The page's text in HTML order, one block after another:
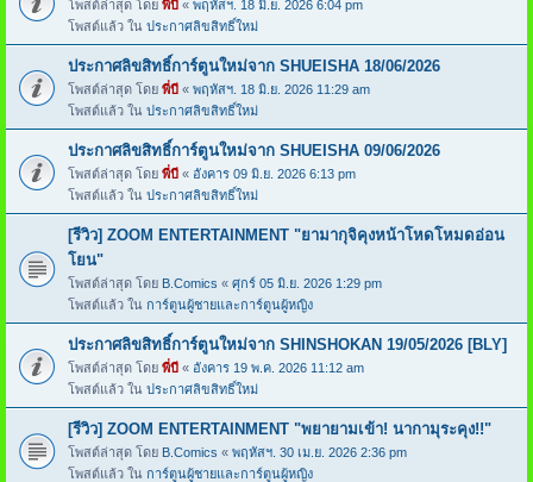
โพสต์ล่าสุด โดย พี่บี « พฤหัสฯ. 18 มิ.ย. 2026 6:04 pm
โพสต์แล้ว ใน ประกาศลิขสิทธิ์ใหม่
ประกาศลิขสิทธิ์การ์ตูนใหม่จาก SHUEISHA 18/06/2026
โพสต์ล่าสุด โดย พี่บี « พฤหัสฯ. 18 มิ.ย. 2026 11:29 am
โพสต์แล้ว ใน ประกาศลิขสิทธิ์ใหม่
ประกาศลิขสิทธิ์การ์ตูนใหม่จาก SHUEISHA 09/06/2026
โพสต์ล่าสุด โดย พี่บี « อังคาร 09 มิ.ย. 2026 6:13 pm
โพสต์แล้ว ใน ประกาศลิขสิทธิ์ใหม่
[รีวิว] ZOOM ENTERTAINMENT "ยามากุจิคุงหน้าโหดโหมดอ่อน
โยน"
โพสต์ล่าสุด โดย B.Comics « ศุกร์ 05 มิ.ย. 2026 1:29 pm
โพสต์แล้ว ใน การ์ตูนผู้ชายและการ์ตูนผู้หญิง
ประกาศลิขสิทธิ์การ์ตูนใหม่จาก SHINSHOKAN 19/05/2026 [BLY]
โพสต์ล่าสุด โดย พี่บี « อังคาร 19 พ.ค. 2026 11:12 am
โพสต์แล้ว ใน ประกาศลิขสิทธิ์ใหม่
[รีวิว] ZOOM ENTERTAINMENT "พยายามเข้า! นากามุระคุง!!"
โพสต์ล่าสุด โดย B.Comics « พฤหัสฯ. 30 เม.ย. 2026 2:36 pm
โพสต์แล้ว ใน การ์ตูนผู้ชายและการ์ตูนผู้หญิง